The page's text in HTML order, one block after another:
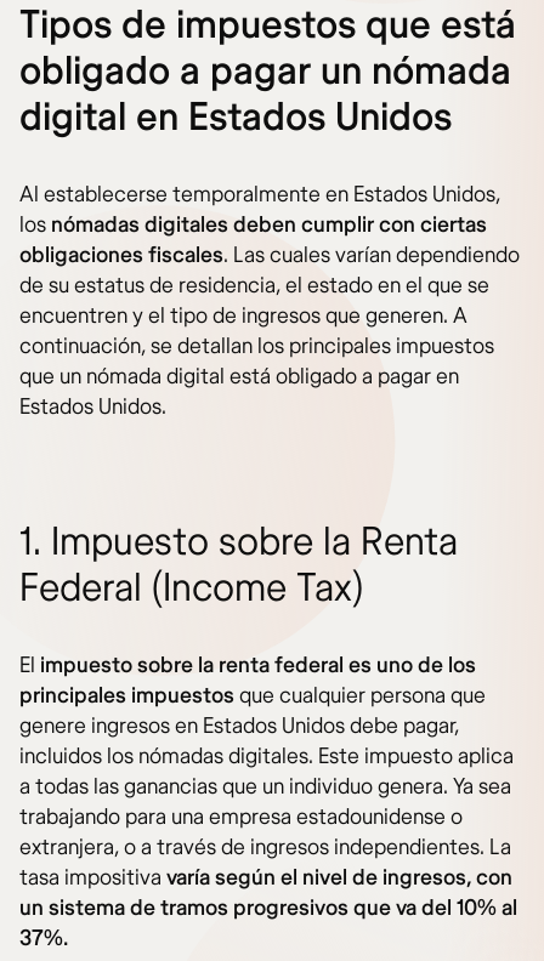
Tipos de impuestos que está
obligado a pagar un nómada
digital en Estados Unidos
Al establecerse temporalmente en Estados Unidos,
los nómadas digitalesdeben cumplir con ciertas
obligaciones fiscales. Las cuales varían dependiendo
de su estatus de residencia, el estado en el que se
encuentren y el tipo de ingresos que generen. A
continuación, se detallan los principales impuestos
que un nómada digital está obligado a pagar en
Estados Unidos.
1. Impuesto sobre la Renta
Federal (Income Tax)
El impuesto sobre la renta federal es uno de los
principales impuestosque cualquier persona que
genere ingresos en Estados Unidos debe pagar,
incluidos los nómadas digitales. Este impuesto aplica
a todas las ganancias que un individuo genera. Ya sea
trabajando para una empresa estadounidense o
extranjera, o a través de ingresos independientes. La
tasa impositiva varía según el nivel de ingresos, con
un sistema de tramos progresivos que va del 10% al
37%.